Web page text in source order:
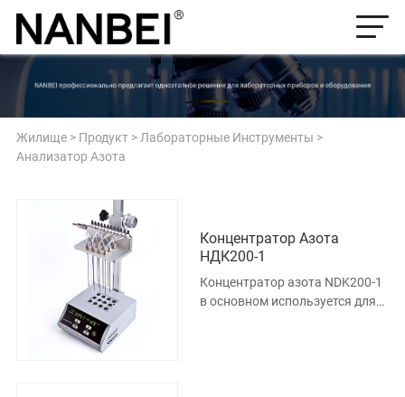
Жилище> Продукт> Лабораторные Инструменты >
Анализатор Азота
Концентратор Азота
НДК200-1
Концентратор азота NDK200-1
в основном используется для